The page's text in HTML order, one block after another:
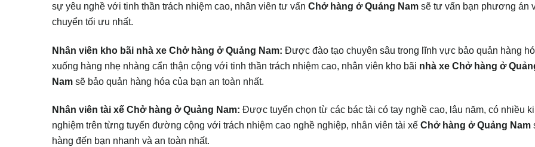
sự yêu nghề với tinh thần trách nhiệm cao, nhân viên tư vấn Chở hàng ở Quảng Nam sẽ tư vấn bạn phương án
chuyển tối ưu nhất.
Nhân viên kho bãi nhà xe Chở hàng ở Quảng Nam: Được đào tạo chuyên sâu trong lĩnh vực bảo quản hàng
xuống hàng nhẹ nhàng cẩn thận cộng với tinh thần trách nhiệm cao, nhân viên kho bãi nhà xe Chở hàng ở
Nam sẽ bảo quản hàng hóa của bạn an toàn nhất.
Nhân viên tài xế Chở hàng ở Quảng Nam: Được tuyển chọn từ các bác tài có tay nghề cao, lâu năm, có nhiều
nghiệm trên từng tuyến đường cộng với trách nhiệm cao nghề nghiệp, nhân viên tài xế Chở hàng ở Quảng Nam
hàng đến bạn nhanh và an toàn nhất.